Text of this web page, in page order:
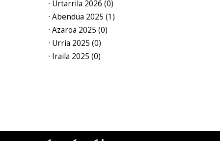
· Urtarrila 2026 (0)
· Abendua 2025 (1)
· Azaroa 2025 (0)
· Urria 2025 (0)
· Iraila 2025 (0)